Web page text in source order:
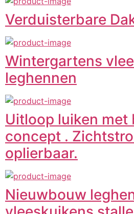
Verduisterbare
Wintergartens
leghennen
Uitloop luiken met
concept .
oplierbaar.
Nieuwbouw